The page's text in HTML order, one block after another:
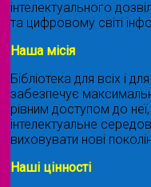
інтелектуального
та цифровому світі
Наша місія
Бібліотека для всіх і
забезпечує
рівним доступом до
інтелектуальне
виховувати нові
Наші цінності